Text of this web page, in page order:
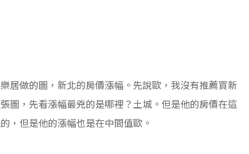
居做的圖，新北的房價漲幅。先說歐，我沒有推薦買新
圖，先看漲幅最兇的是哪裡？土城。但是他的房價在這
，但是他的漲幅也是在中間值歐。